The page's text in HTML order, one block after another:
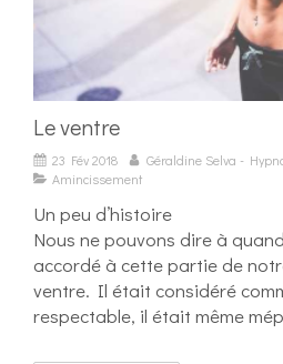
Le ventre
23 Fév 2018
Géraldine Selva -
Amincissement
Un peu d’histoire
Nous ne pouvons dire à
accordé à cette partie de
ventre. Il était considéré
respectable, il était même